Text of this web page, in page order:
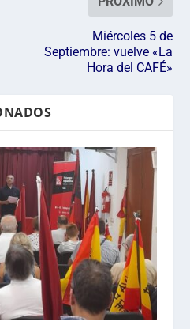
Miércoles 5 de
Septiembre: vuelve «La
Hora del CAFÉ»